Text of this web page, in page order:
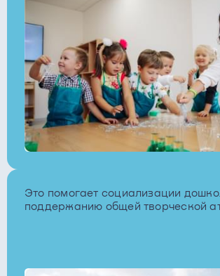
Это помогает социализации
поддержанию общей творческой